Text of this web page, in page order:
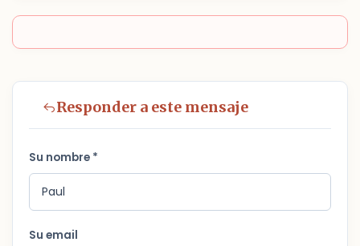
Responder a este mensaje
Su nombre *
Su email